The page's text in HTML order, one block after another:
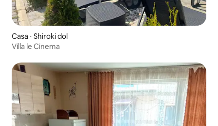
Casa ⋅ Shiroki dol
Villa le Cinema